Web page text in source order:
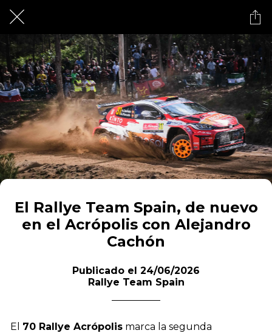
El Rallye Team Spain, de nuevo
en el Acrópolis con Alejandro
Cachón
Publicado el 24/06/2026
Rallye Team Spain
El 70 Rallye Acrópolis marca la segunda